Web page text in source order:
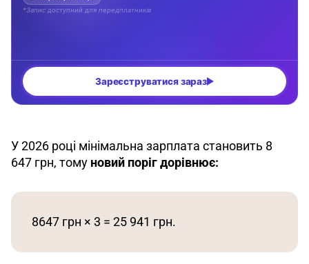
У 2026 році мінімальна зарплата становить 8
647 грн, тому новий поріг дорівнює:
8647 грн × 3 = 25 941 грн.